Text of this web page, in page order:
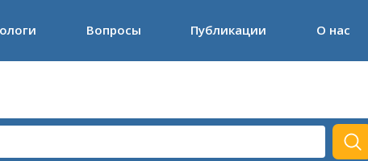
Вопросы Публикации О нас